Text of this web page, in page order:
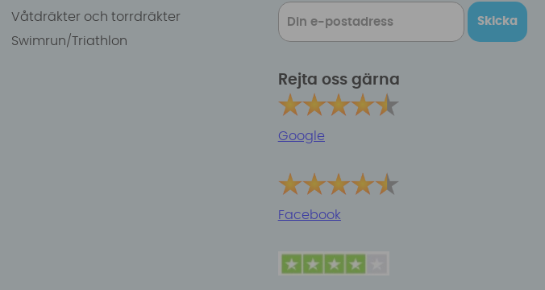
Våtdräkter och torrdräkter
Swimrun/Triathlon
Skicka
Rejta oss gärna
Google
Facebook